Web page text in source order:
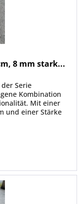
8 mm stark...
Serie
Kombination
Mit einer
und einer Stärke